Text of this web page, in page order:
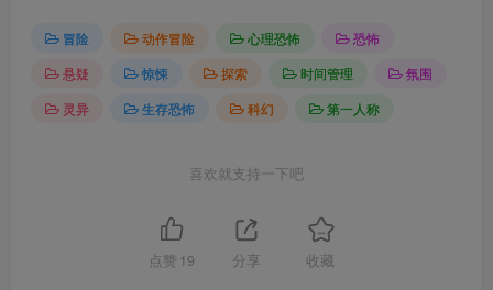
冒险 动作冒险 心理恐怖
恐怖
悬疑
惊悚 探索 时间管理
氛围
灵异
生存恐怖 科幻 第一人称
喜欢就支持一下吧
点赞 19 分享 收藏